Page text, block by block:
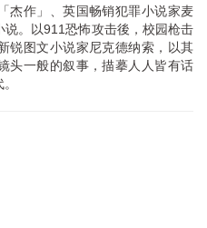
杰作」、英国畅销犯罪小说家麦
。以911恐怖攻击後，校园枪击
锐图文小说家尼克德纳索，以其
头一般的叙事，描摹人人皆有话